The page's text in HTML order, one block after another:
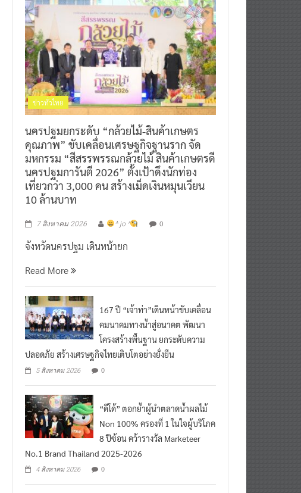
ข่าวทั่วไทย
นครปฐมยกระดับ “กล้วยไม้-สินค้าเกษตร
คุณภาพ” ขับเคลื่อนเศรษฐกิจฐานราก จัด
มหกรรม “สีสรรพรรณกล้วยไม้ สินค้าเกษตรดี
นครปฐมการันตี 2026” ตั้งเป้าดึงนักท่อง
เที่ยวกว่า 3,000 คน สร้างเม็ดเงินหมุนเวียน
10 ล้านบาท
7 สิงหาคม 2026 ^ jo ^ 0
จังหวัดนครปฐม เดินหน้ายก
Read More
167 ปี “เจ้าท่า”เดินหน้าขับเคลื่อน
คมนาคมทางน้ำสู่อนาคต พัฒนา
โครงสร้างพื้นฐาน ยกระดับความ
ปลอดภัย สร้างเศรษฐกิจไทยเติบโตอย่างยั่งยืน
5 สิงหาคม 2026 0
“ดีโด้” ตอกย้ำผู้นำตลาดน้ำผลไม้
Non 100% ครองที่ 1 ในใจผู้บริโภค
8 ปีซ้อน คว้ารางวัล Marketeer
No.1 Brand Thailand 2025-2026
4 สิงหาคม 2026 0